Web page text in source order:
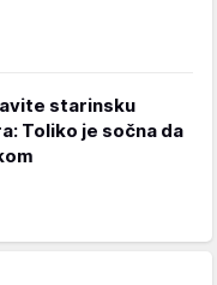
starinsku
Toliko je sočna da